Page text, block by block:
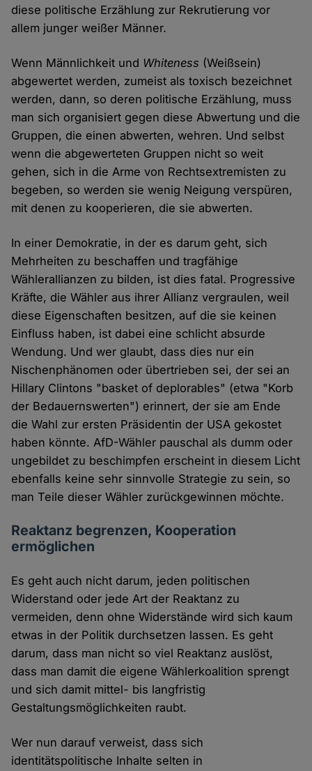
diese politische Erzählung zur Rekrutierung vor
allem junger weißer Männer.
Wenn Männlichkeit und Whiteness (Weißsein)
abgewertet werden, zumeist als toxisch bezeichnet
werden, dann, so deren politische Erzählung, muss
man sich organisiert gegen diese Abwertung und die
Gruppen, die einen abwerten, wehren. Und selbst
wenn die abgewerteten Gruppen nicht so weit
gehen, sich in die Arme von Rechtsextremisten zu
begeben, so werden sie wenig Neigung verspüren,
mit denen zu kooperieren, die sie abwerten.
In einer Demokratie, in der es darum geht, sich
Mehrheiten zu beschaffen und tragfähige
Wählerallianzen zu bilden, ist dies fatal. Progressive
Kräfte, die Wähler aus ihrer Allianz vergraulen, weil
diese Eigenschaften besitzen, auf die sie keinen
Einfluss haben, ist dabei eine schlicht absurde
Wendung. Und wer glaubt, dass dies nur ein
Nischenphänomen oder übertrieben sei, der sei an
Hillary Clintons "basket of deplorables" (etwa "Korb
der Bedauernswerten") erinnert, der sie am Ende
die Wahl zur ersten Präsidentin der USA gekostet
haben könnte. AfD-Wähler pauschal als dumm oder
ungebildet zu beschimpfen erscheint in diesem Licht
ebenfalls keine sehr sinnvolle Strategie zu sein, so
man Teile dieser Wähler zurückgewinnen möchte.
Reaktanz begrenzen, Kooperation
ermöglichen
Es geht auch nicht darum, jeden politischen
Widerstand oder jede Art der Reaktanz zu
vermeiden, denn ohne Widerstände wird sich kaum
etwas in der Politik durchsetzen lassen. Es geht
darum, dass man nicht so viel Reaktanz auslöst,
dass man damit die eigene Wählerkoalition sprengt
und sich damit mittel- bis langfristig
Gestaltungsmöglichkeiten raubt.
Wer nun darauf verweist, dass sich
identitätspolitische Inhalte selten in